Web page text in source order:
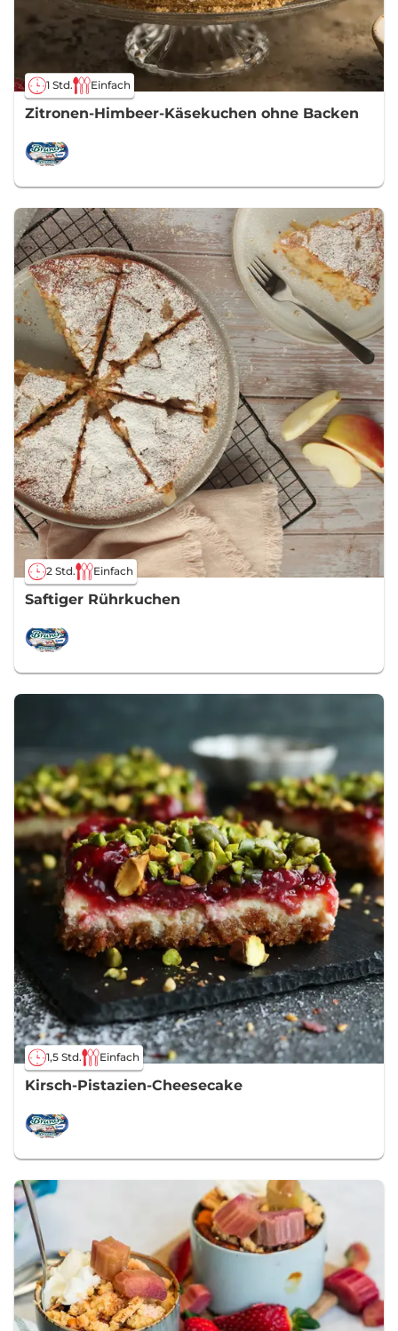
1 Std. Einfach
Zitronen-Himbeer-Käsekuchen ohne Backen
2 Std. Einfach
Saftiger Rührkuchen
1,5 Std. Einfach
Kirsch-Pistazien-Cheesecake